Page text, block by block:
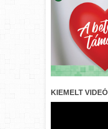
KIEMELT VIDEÓ